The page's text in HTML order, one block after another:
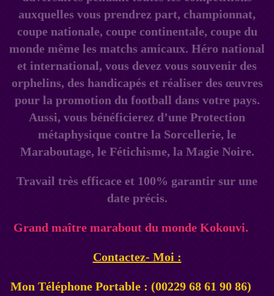
auxquelles vous prendrez part, championnat,
coupe nationale, coupe continentale, coupe du
monde même les matchs amicaux. Héro national
et international, vous devez vous souvenir des
orphelins, des handicapés et réaliser des œuvres
pour la promotion du football dans votre pays.
Aussi, vous bénéficierez d’une Protection
métaphysique contre la Sorcellerie, le
Maraboutage, le Fétichisme, la Magie Noire.
Travail très efficace et 100% garantir sur une
date précis.
Grand maître marabout du monde Kokouvi.
Contactez- Moi :
Mon Téléphone Portable : (00229 68 61 90 86)